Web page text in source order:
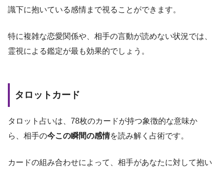
識下に抱いている感情まで視ることができます。
特に複雑な恋愛関係や、相手の言動が読めない状況では、
霊視による鑑定が最も効果的でしょう。
タロットカード
タロット占いは、78枚のカードが持つ象徴的な意味か
ら、相手の今この瞬間の感情を読み解く占術です。
カードの組み合わせによって、相手があなたに対して抱い